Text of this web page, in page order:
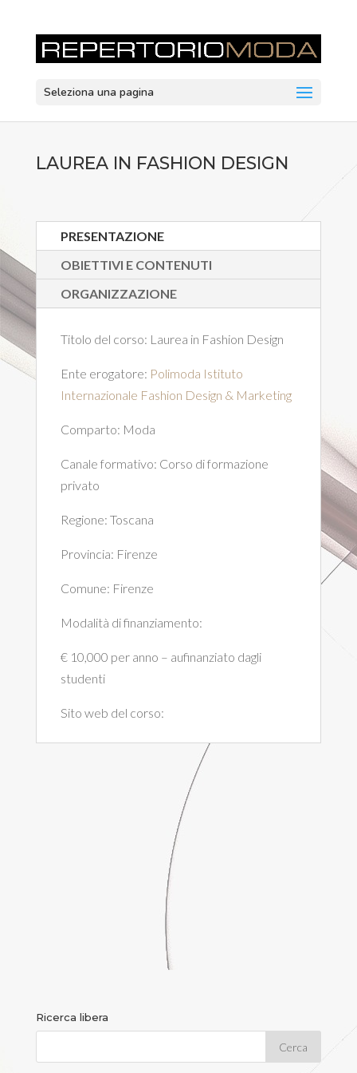
Seleziona una pagina
LAUREA IN FASHION DESIGN
PRESENTAZIONE
OBIETTIVI E CONTENUTI
ORGANIZZAZIONE
Titolo del corso: Laurea in Fashion Design
Ente erogatore: Polimoda Istituto
Internazionale Fashion Design & Marketing
Comparto: Moda
Canale formativo: Corso di formazione
privato
Regione: Toscana
Provincia: Firenze
Comune: Firenze
Modalità di finanziamento:
€ 10,000 per anno – aufinanziato dagli
studenti
Sito web del corso:
Ricerca libera